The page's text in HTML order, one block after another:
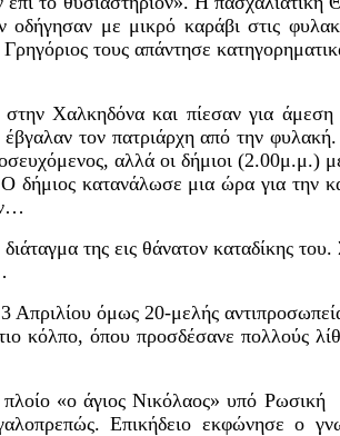
με μικρό καράβι στις
τους απάντησε
Χαλκηδόνα και πίεσαν για
έβγαλαν τον πατριάρχη από την
αλλά οι δήμιοι (2.00μ.μ.)
δήμιος κατανάλωσε μια ώρα για την
διάταγμα της εις θάνατον καταδίκης
Απριλίου όμως 20-μελής
κόλπο, όπου προσδέσανε πολλούς
«ο άγιος Νικόλαος» υπό
Επικήδειο εκφώνησε ο